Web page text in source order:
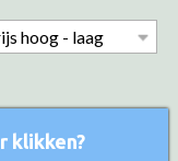
klikken?